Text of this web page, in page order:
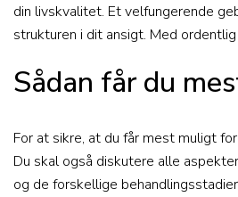
din livskvalitet. Et velfungerende
strukturen i dit ansigt. Med
Sådan får du
For at sikre, at du får mest muligt
Du skal også diskutere alle
og de forskellige